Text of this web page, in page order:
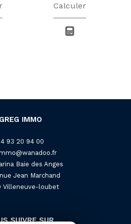
Calculer
GREG IMMO
93 20 94 00
Baie des Anges
Jean Marchand
villeneuve-loubet
SUIVRE SUR